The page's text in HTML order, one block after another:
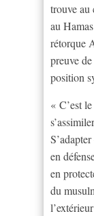
trouve au
au
rétorque
preuve
position
« C’est
en
en
du